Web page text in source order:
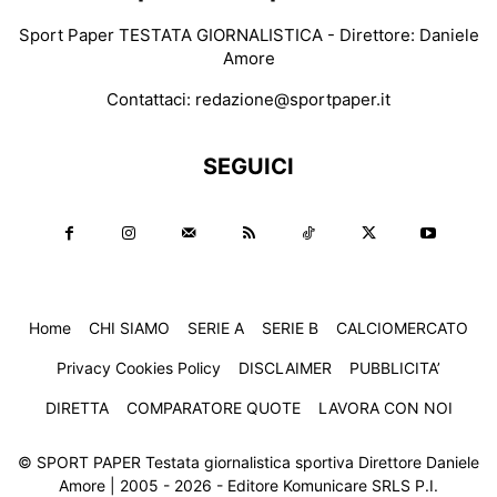
Sport Paper TESTATA GIORNALISTICA - Direttore: Daniele
Amore
Contattaci: redazione@sportpaper.it
SEGUICI
Home CHI SIAMO SERIE A SERIE B CALCIOMERCATO
Privacy Cookies Policy DISCLAIMER PUBBLICITA’
DIRETTA COMPARATORE QUOTE LAVORA CON NOI
© SPORT PAPER Testata giornalistica sportiva Direttore Daniele
Amore | 2005 - 2026 - Editore Komunicare SRLS P.I.